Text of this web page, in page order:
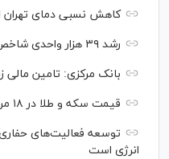
کاهش نسبی دمای تهران
رشد ۳۹ هزار واحدی شاخص بورس
بانک مرکزی: تامین مالی زنجیره
قیمت سکه و طلا در ۱۸ مرداد ۱۴۰۵
توسعه فعالیت‌های
انرژی است